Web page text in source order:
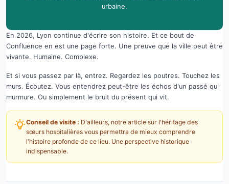
urbaine.
En 2026, Lyon continue d'écrire son histoire. Et ce bout de
Confluence en est une page forte. Une preuve que la ville peut être
vivante. Humaine. Complexe.
Et si vous passez par là, entrez. Regardez les poutres. Touchez les
murs. Écoutez. Vous entendrez peut-être les échos d'un passé qui
murmure. Ou simplement le bruit du présent qui vit.
Conseil de visite : D'ailleurs, notre article sur l'héritage des
sœurs hospitalières vous permettra de mieux comprendre
l'histoire profonde de ce lieu. Une perspective historique
indispensable.